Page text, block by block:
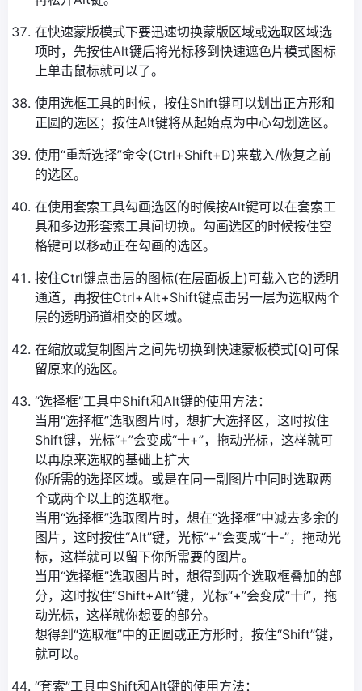
在快速蒙版模式下要迅速切换蒙版区域或选取区域选
项时，先按住Alt键后将光标移到快速遮色片模式图标
上单击鼠标就可以了。
使用选框工具的时候，按住Shift键可以划出正方形和
正圆的选区；按住Alt键将从起始点为中心勾划选区。
使用“重新选择”命令(Ctrl+Shift+D)来载入/恢复之前
的选区。
在使用套索工具勾画选区的时候按Alt键可以在套索工
具和多边形套索工具间切换。勾画选区的时候按住空
格键可以移动正在勾画的选区。
按住Ctrl键点击层的图标(在层面板上)可载入它的透明
通道，再按住Ctrl+Alt+Shift键点击另一层为选取两个
层的透明通道相交的区域。
在缩放或复制图片之间先切换到快速蒙板模式[Q]可保
留原来的选区。
“选择框”工具中Shift和Alt键的使用方法：
当用“选择框”选取图片时，想扩大选择区，这时按住
Shift键，光标“+”会变成“十+”，拖动光标，这样就可
以再原来选取的基础上扩大
你所需的选择区域。或是在同一副图片中同时选取两
个或两个以上的选取框。
当用“选择框”选取图片时，想在“选择框”中减去多余的
图片，这时按住“Alt”键，光标“+”会变成“十-”，拖动光
标，这样就可以留下你所需要的图片。
当用“选择框”选取图片时，想得到两个选取框叠加的部
分，这时按住“Shift+Alt”键，光标“+”会变成“十í”，拖
动光标，这样就你想要的部分。
想得到“选取框”中的正圆或正方形时，按住“Shift”键，
就可以。
“套索”工具中Shift和Alt键的使用方法：